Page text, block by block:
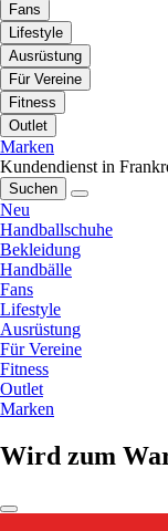
Fans
Lifestyle
Ausrüstung
Für Vereine
Fitness
Outlet
Marken
Kundendienst in
Suchen
Neu
Handballschuhe
Bekleidung
Handbälle
Fans
Lifestyle
Ausrüstung
Für Vereine
Fitness
Outlet
Marken
Wird zum